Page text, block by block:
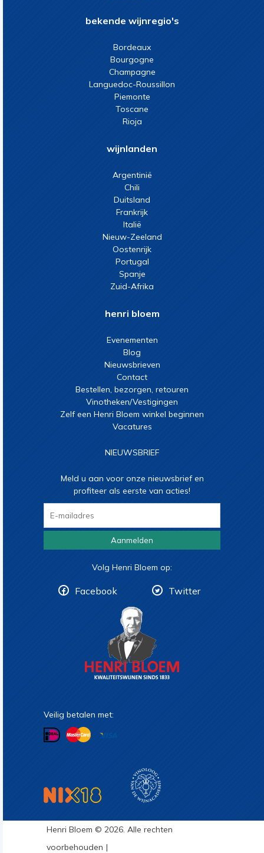
bekende wijnregio's
Bordeaux
Bourgogne
Champagne
Languedoc-Roussillon
Piemonte
Toscane
Rioja
wijnlanden
Argentinië
Chili
Duitsland
Frankrijk
Italië
Nieuw-Zeeland
Oostenrijk
Portugal
Spanje
Zuid-Afrika
henri bloem
Evenementen
Blog
Nieuwsbrieven
Contact
Bestellen, bezorgen, retouren
Vinotheken/Vestigingen
Zelf een Henri Bloem winkel beginnen
Vacatures
NIEUWSBRIEF
Meld u aan voor onze nieuwsbrief en
profiteer als eerste van acties!
Aanmelden
Volg Henri Bloem op:
Facebook Twitter
Veilig betalen met:
Henri Bloem © 2026. Alle rechten
voorbehouden